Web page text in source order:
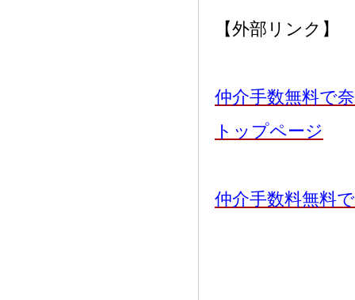
【外部リンク】
仲介手数無料で
トップページ
仲介手数料無料